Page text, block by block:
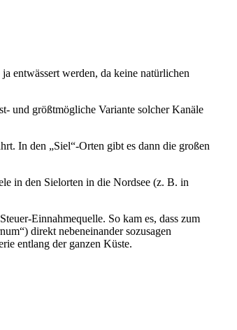
entwässert werden, da keine natürlichen
und größtmögliche Variante solcher Kanäle
In den „Siel“-Orten gibt es dann die großen
in den Sielorten in die Nordsee (z. B. in
Einnahmequelle. So kam es, dass zum
direkt nebeneinander sozusagen
entlang der ganzen Küste.